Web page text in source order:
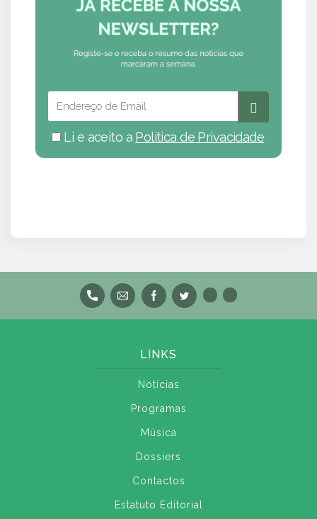
Li e aceito a Política de Privacidade
LINKS
Notícias
Programas
Música
Dossiers
Contactos
Estatuto Editorial